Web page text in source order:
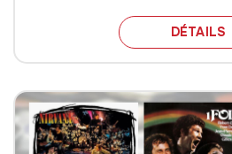
DÉTAILS